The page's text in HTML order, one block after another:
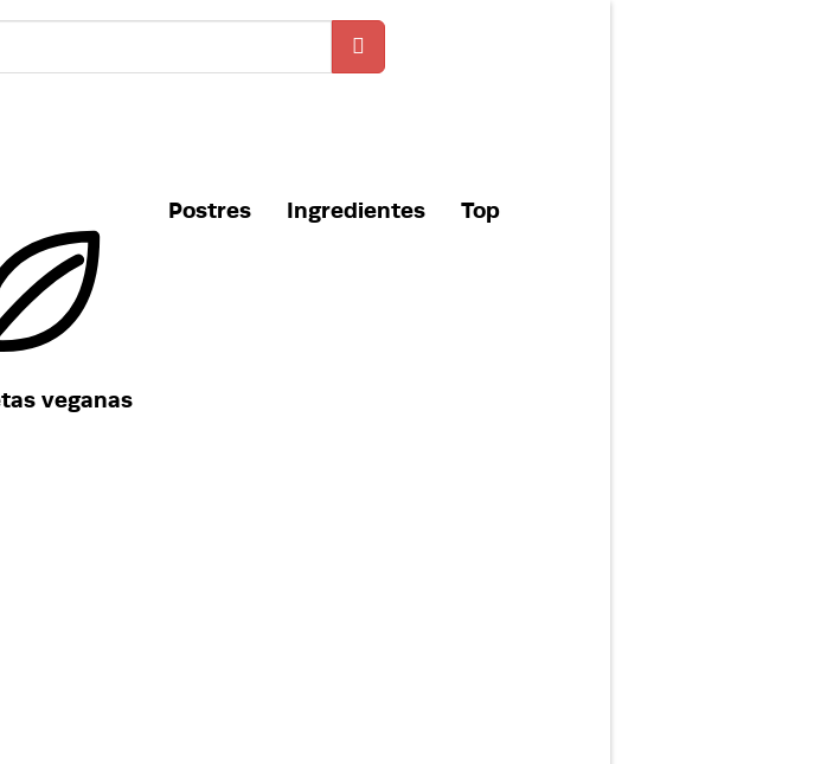
veganas
Postres Ingredientes Top